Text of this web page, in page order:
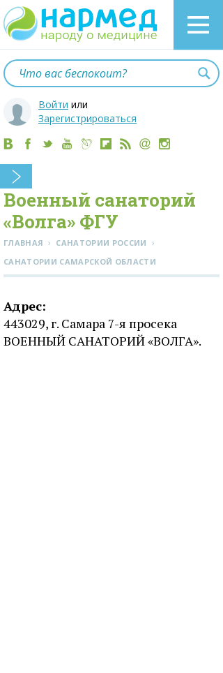
Войти или
Зарегистрироваться
Военный санаторий
«Волга» ФГУ
ГЛАВНАЯ › САНАТОРИИ РОССИИ ›
CАНАТОРИИ САМАРСКОЙ ОБЛАСТИ
Адрес:
443029, г. Самара 7-я просека
ВОЕННЫЙ САНАТОРИЙ «ВОЛГА».